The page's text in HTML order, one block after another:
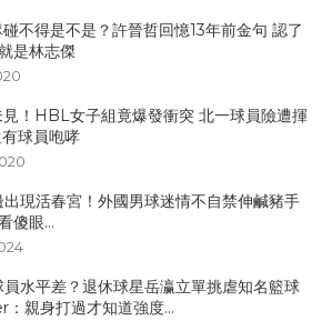
不得是不是？許晉哲回憶13年前金句 認了
是林志傑
！HBL女子組竟爆發衝突 北一球員險遭揮
球員咆哮
出現活春宮！外國男球迷情不自禁伸鹹豬手
傻眼...
水平差？退休球星岳瀛立單挑虐知名籃球
親身打過才知道強度...